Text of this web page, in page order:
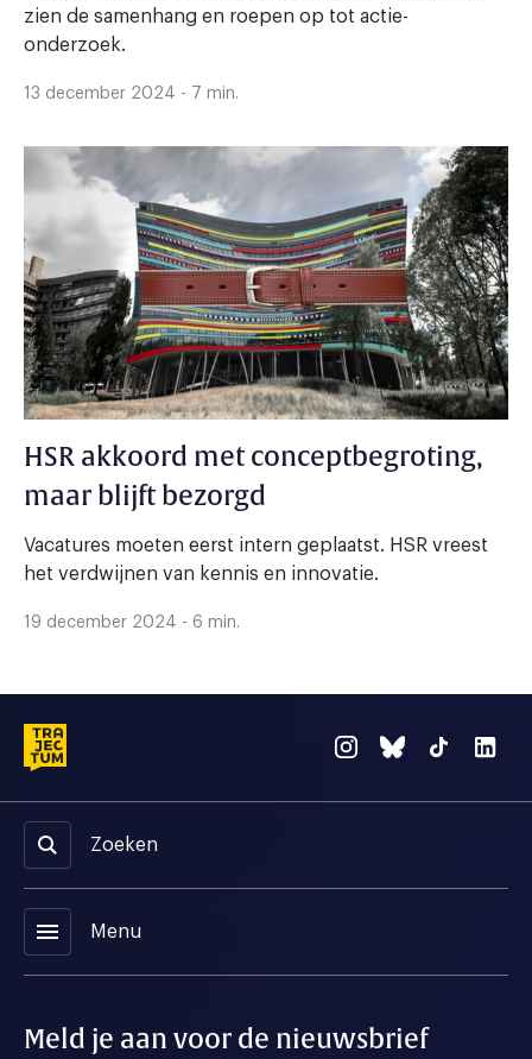
zien de samenhang en roepen op tot actie-
onderzoek.
13 december 2024 - 7 min.
HSR akkoord met conceptbegroting,
maar blijft bezorgd
Vacatures moeten eerst intern geplaatst. HSR vreest
het verdwijnen van kennis en innovatie.
19 december 2024 - 6 min.
Zoeken
menu Menu
Meld je aan voor de nieuwsbrief